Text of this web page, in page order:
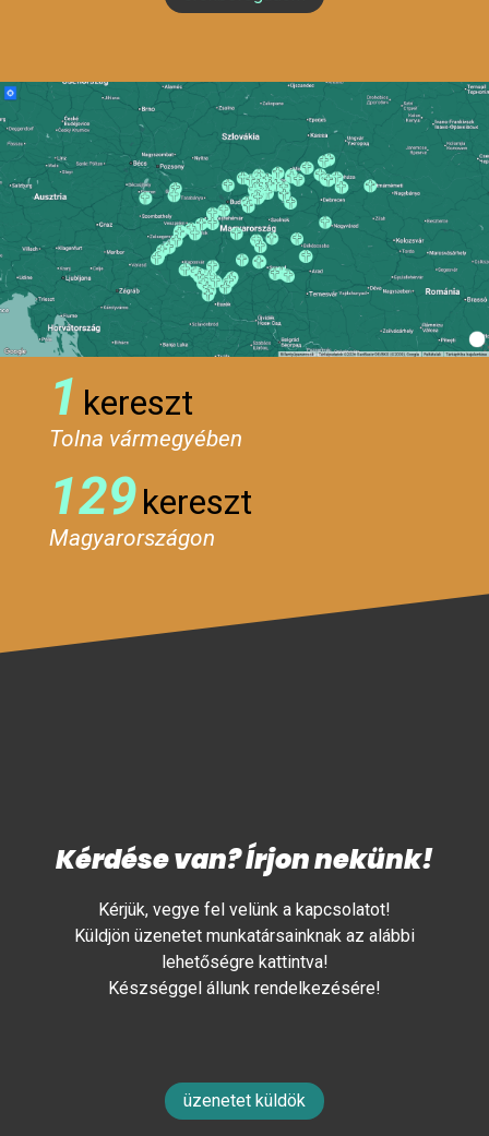
1 kereszt
Tolna vármegyében
129kereszt
Magyarországon
Kérdése van? Írjon nekünk!
Kérjük, vegye fel velünk a kapcsolatot!
Küldjön üzenetet munkatársainknak az alábbi
lehetőségre kattintva!
Készséggel állunk rendelkezésére!
üzenetet küldök